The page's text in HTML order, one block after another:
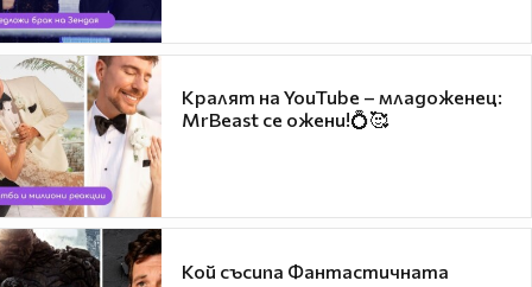
Кралят на YouTube – младоженец:
MrBeast се ожени!💍🥰
Кой съсипа Фантастичната